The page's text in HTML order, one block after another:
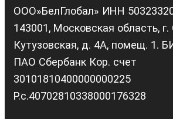
ООО»БелГлобал» ИНН
143001, Московская область,
Кутузовская, д. 4А, помещ. 1.
ПАО Сбербанк Кор. счет
30101810400000000225
Р.с.40702810338000176328